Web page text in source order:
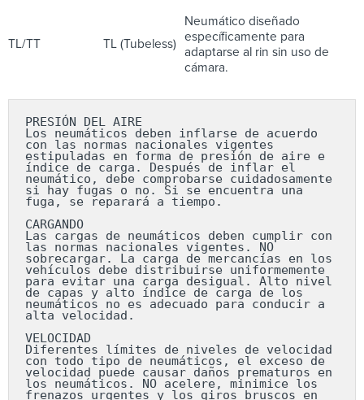
TL/TT TL (Tubeless)
Neumático diseñado
específicamente para
adaptarse al rin sin uso de
cámara.
PRESIÓN DEL AIRE
Los neumáticos deben inflarse de acuerdo
con las normas nacionales vigentes
estipuladas en forma de presión de aire e
índice de carga. Después de inflar el
neumático, debe comprobarse cuidadosamente
si hay fugas o no. Si se encuentra una
fuga, se reparará a tiempo.
CARGANDO
Las cargas de neumáticos deben cumplir con
las normas nacionales vigentes. NO
sobrecargar. La carga de mercancías en los
vehículos debe distribuirse uniformemente
para evitar una carga desigual. Alto nivel
de capas y alto índice de carga de los
neumáticos no es adecuado para conducir a
alta velocidad.
VELOCIDAD
Diferentes límites de niveles de velocidad
con todo tipo de neumáticos, el exceso de
velocidad puede causar daños prematuros en
los neumáticos. NO acelere, minimice los
frenazos urgentes y los giros bruscos en